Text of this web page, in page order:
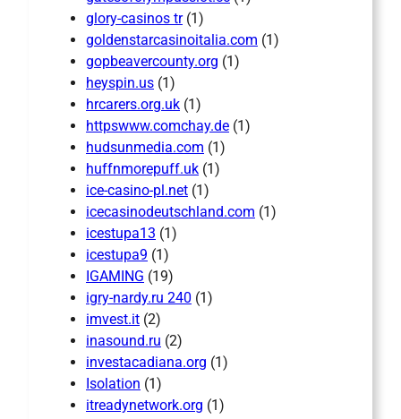
glory-casinos tr(1)
goldenstarcasinoitalia.com (1)
gopbeavercounty.org (1)
heyspin.us (1)
hrcarers.org.uk (1)
httpswww.comchay.de (1)
hudsunmedia.com (1)
huffnmorepuff.uk (1)
ice-casino-pl.net (1)
icecasinodeutschland.com (1)
icestupa13 (1)
icestupa9 (1)
IGAMING (19)
igry-nardy.ru 240 (1)
imvest.it (2)
inasound.ru (2)
investacadiana.org (1)
Isolation (1)
itreadynetwork.org (1)